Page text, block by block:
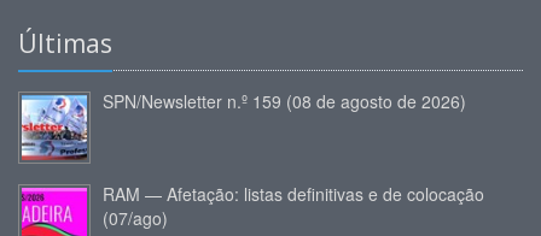
Últimas
SPN/Newsletter n.º 159 (08 de agosto de 2026)
RAM — Afetação: listas definitivas e de colocação
(07/ago)